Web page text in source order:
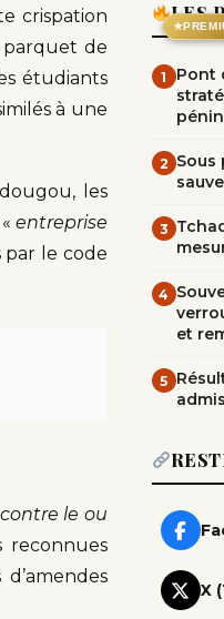
crispation
de
étudiants
à une
les
entreprise
par le code
le ou
reconnues
★
LES
1
Pont
2 Sous
3
4
et
5
X